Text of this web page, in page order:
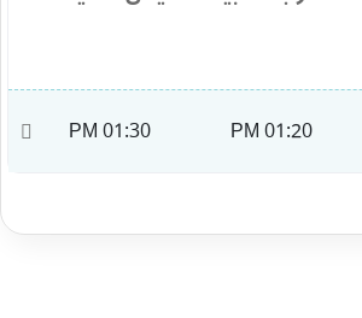
01:20 PM
01:30 PM